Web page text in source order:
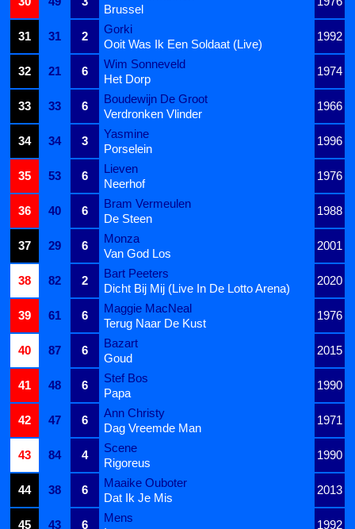
Brussel
31
31 2
Gorki
1992
Ooit Was Ik Een Soldaat (Live)
32
21 6
Wim Sonneveld
1974
Het Dorp
33
33 6
Boudewijn De Groot
1966
Verdronken Vlinder
34
34 3
Yasmine
1996
Porselein
35
53 6
Lieven
1976
Neerhof
36
40 6
Bram Vermeulen
1988
De Steen
37
29 6
Monza
2001
Van God Los
38
82 2
Bart Peeters
2020
Dicht Bij Mij (Live In De Lotto Arena)
39
61 6
Maggie MacNeal
1976
Terug Naar De Kust
40
87 6
Bazart
2015
Goud
41
48 6
Stef Bos
1990
Papa
42
47 6
Ann Christy
1971
Dag Vreemde Man
43
84 4
Scene
1990
Rigoreus
44
38 6
Maaike Ouboter
2013
Dat Ik Je Mis
45
43 6
Mens
1992